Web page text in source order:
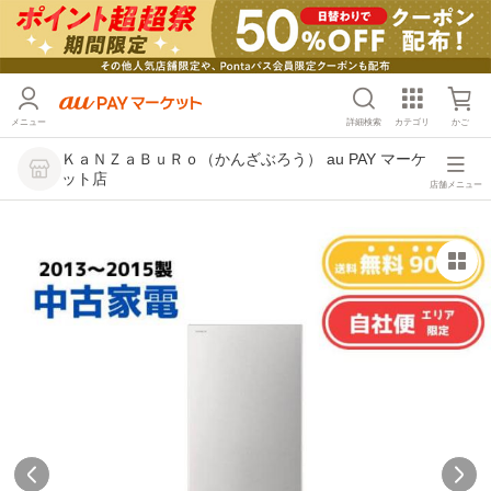
メニュー 詳細検索 カテゴリ かご
ＫａＮＺａＢｕＲｏ（かんざぶろう） au PAY マーケ
ット店
店舗メニュー